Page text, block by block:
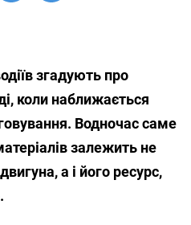
згадують про
коли наближається
Водночас саме
залежить не
а і його ресурс,